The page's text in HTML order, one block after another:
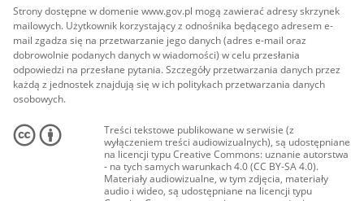
Strony dostępne w domenie www.gov.pl mogą zawierać adresy skrzynek
mailowych. Użytkownik korzystający z odnośnika będącego adresem e-
mail zgadza się na przetwarzanie jego danych (adres e-mail oraz
dobrowolnie podanych danych w wiadomości) w celu przesłania
odpowiedzi na przesłane pytania. Szczegóły przetwarzania danych przez
każdą z jednostek znajdują się w ich politykach przetwarzania danych
osobowych.
Treści tekstowe publikowane w serwisie (z
wyłączeniem treści audiowizualnych), są udostępniane
na licencji typu Creative Commons: uznanie autorstwa
- na tych samych warunkach 4.0 (CC BY-SA 4.0).
Materiały audiowizualne, w tym zdjęcia, materiały
audio i wideo, są udostępniane na licencji typu